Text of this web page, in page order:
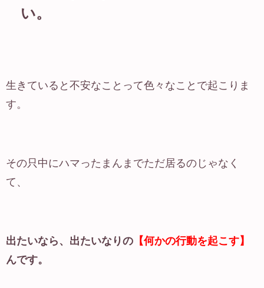
い。
生きていると不安なことって色々なことで起こりま
す。
その只中にハマったまんまでただ居るのじゃなく
て、
出たいなら、出たいなりの 【何かの行動を起こす】
んです。